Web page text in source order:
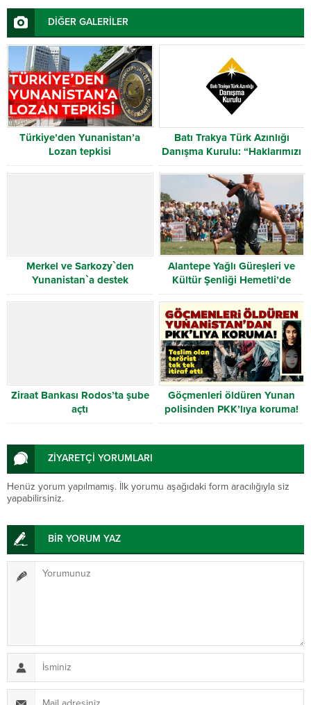
DİĞER GALERİLER
Türkiye’den Yunanistan’a
Lozan tepkisi
Batı Trakya Türk Azınlığı
Danışma Kurulu: “Haklarımızı
teslim edin”
Merkel ve Sarkozy`den
Yunanistan`a destek
Alantepe Yağlı Güreşleri ve
Kültür Şenliği Hemetli’de
Coşku ile Kutlandı
Ziraat Bankası Rodos’ta şube
açtı
Göçmenleri öldüren Yunan
polisinden PKK’lıya koruma!
ZİYARETÇİ YORUMLARI
Henüz yorum yapılmamış. İlk yorumu aşağıdaki form aracılığıyla siz
yapabilirsiniz.
BİR YORUM YAZ